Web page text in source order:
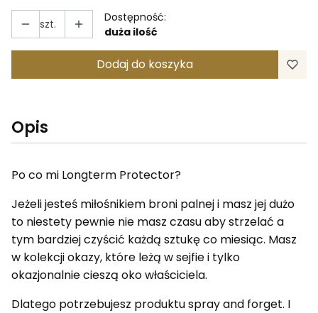
szt.
Dostępność:
duża ilość
Dodaj do koszyka
Opis
Po co mi Longterm Protector?
Jeżeli jesteś miłośnikiem broni palnej i masz jej dużo
to niestety pewnie nie masz czasu aby strzelać a
tym bardziej czyścić każdą sztukę co miesiąc. Masz
w kolekcji okazy, które leżą w sejfie i tylko
okazjonalnie cieszą oko właściciela.
Dlatego potrzebujesz produktu spray and forget. I